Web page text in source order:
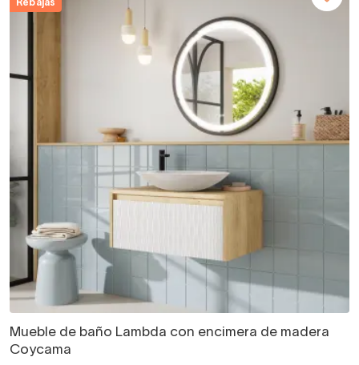
Rebajas
Mueble de baño Lambda con encimera de madera
Coycama